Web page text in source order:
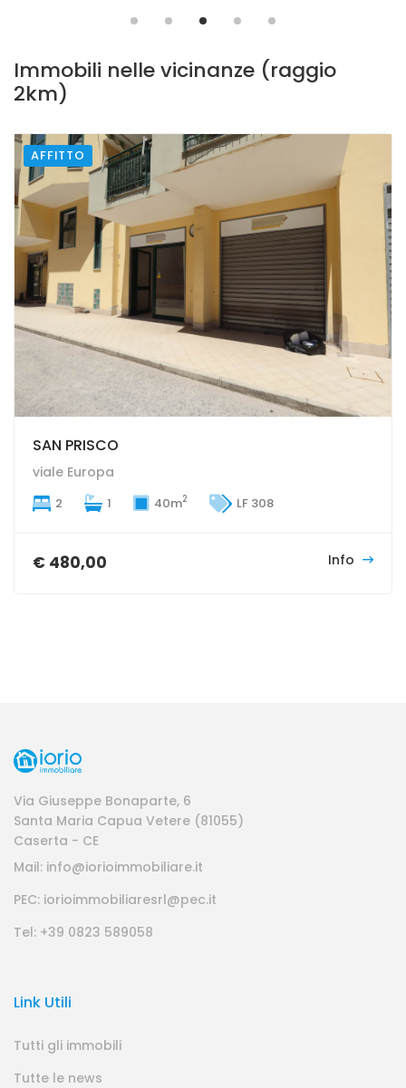
€ 500,00
Immobili nelle vicinanze (raggio
2km)
AFFITTO
SAN PRISCO
SAN PRISCO
viale Europa
2 1 40m2 LF 308
€ 480,00 Info
Via Giuseppe Bonaparte, 6
Santa Maria Capua Vetere (81055)
Caserta - CE
Mail: info@iorioimmobiliare.it
PEC: iorioimmobiliaresrl@pec.it
Tel: +39 0823 589058
Link Utili
Tutti gli immobili
Tutte le news